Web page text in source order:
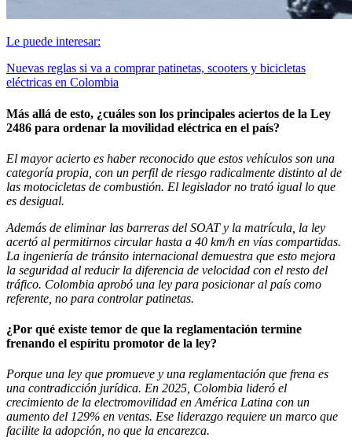
Le puede interesar:
Nuevas reglas si va a comprar patinetas, scooters y bicicletas
eléctricas en Colombia
Más allá de esto, ¿cuáles son los principales aciertos de la Ley
2486 para ordenar la movilidad eléctrica en el país?
El mayor acierto es haber reconocido que estos vehículos son una
categoría propia, con un perfil de riesgo radicalmente distinto al de
las motocicletas de combustión. El legislador no trató igual lo que
es desigual.
Además de eliminar las barreras del SOAT y la matrícula, la ley
acertó al permitirnos circular hasta a 40 km/h en vías compartidas.
La ingeniería de tránsito internacional demuestra que esto mejora
la seguridad al reducir la diferencia de velocidad con el resto del
tráfico. Colombia aprobó una ley para posicionar al país como
referente, no para controlar patinetas.
¿Por qué existe temor de que la reglamentación termine
frenando el espíritu promotor de la ley?
Porque una ley que promueve y una reglamentación que frena es
una contradicción jurídica. En 2025, Colombia lideró el
crecimiento de la electromovilidad en América Latina con un
aumento del 129% en ventas. Ese liderazgo requiere un marco que
facilite la adopción, no que la encarezca.